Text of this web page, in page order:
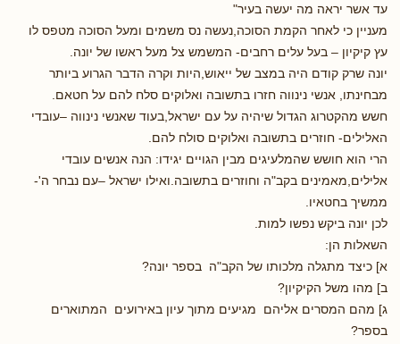
עד אשר יראה מה יעשה בעיר"
מעניין כי לאחר הקמת הסוכה,נעשה נס משמים ומעל הסוכה מטפס לו
עץ קיקיון – בעל עלים רחבים- המשמש צל מעל ראשו של יונה.
יונה שרק קודם היה במצב של ייאוש,היות וקרה הדבר הגרוע ביותר
מבחינתו, אנשי נינווה חזרו בתשובה ואלוקים סלח להם על חטאם.
חשש מהקטרוג הגדול שיהיה על עם ישראל,בעוד שאנשי נינווה –עובדי
האלילים- חוזרים בתשובה ואלוקים סולח להם.
הרי הוא חושש שהמלעיגים מבין הגויים יגידו: הנה אנשים עובדי
אלילים,מאמינים בקב"ה וחוזרים בתשובה.ואילו ישראל –עם נבחר ה'-
ממשיך בחטאיו.
לכן יונה ביקש נפשו למות.
השאלות הן:
א] כיצד מתגלה מלכותו של הקב"ה בספר יונה?
ב] מהו משל הקיקיון?
ג] מהם המסרים אליהם מגיעים מתוך עיון באירועים המתוארים
בספר?